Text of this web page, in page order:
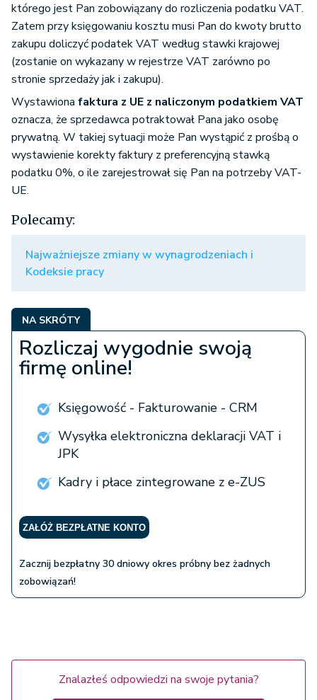
którego jest Pan zobowiązany do rozliczenia podatku VAT.
Zatem przy księgowaniu kosztu musi Pan do kwoty brutto
zakupu doliczyć podatek VAT według stawki krajowej
(zostanie on wykazany w rejestrze VAT zarówno po
stronie sprzedaży jak i zakupu).
Wystawiona faktura z UE z naliczonym podatkiem VAT
oznacza, że sprzedawca potraktował Pana jako osobę
prywatną. W takiej sytuacji może Pan wystąpić z prośbą o
wystawienie korekty faktury z preferencyjną stawką
podatku 0%, o ile zarejestrował się Pan na potrzeby VAT-
UE.
Polecamy:
Najważniejsze zmiany w wynagrodzeniach i
Kodeksie pracy
NA SKRÓTY
Rozliczaj wygodnie swoją
firmę online!
Księgowość - Fakturowanie - CRM
Wysyłka elektroniczna deklaracji VAT i
JPK
Kadry i płace zintegrowane z e-ZUS
ZAŁÓŻ BEZPŁATNE KONTO
Zacznij bezpłatny 30 dniowy okres próbny bez żadnych
zobowiązań!
Znalazłeś odpowiedzi na swoje pytania?